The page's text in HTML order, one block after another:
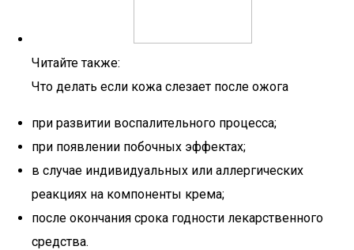
Читайте также:
Что делать если кожа слезает после ожога
при развитии воспалительного процесса;
при появлении побочных эффектах;
в случае индивидуальных или аллергических
реакциях на компоненты крема;
после окончания срока годности лекарственного
средства.